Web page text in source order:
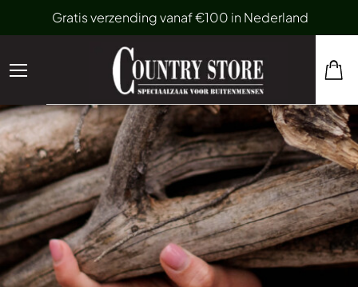
Gratis verzending vanaf €100 in Nederland